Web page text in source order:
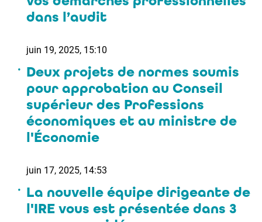
dans l’audit
juin 19, 2025, 15:10
Deux projets de normes soumis
pour approbation au Conseil
supérieur des Professions
économiques et au ministre de
l'Économie
juin 17, 2025, 14:53
La nouvelle équipe dirigeante de
l'IRE vous est présentée dans 3